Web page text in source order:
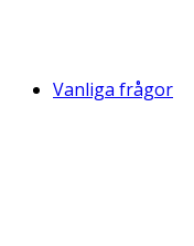
Vanliga frågor